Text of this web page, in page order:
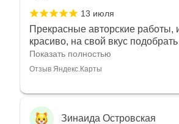
13 июля
Прекрасные авторские работы,
красиво, на свой вкус
угодно
Показать полностью
Отзыв Яндекс.Карты
Зинаида Островская